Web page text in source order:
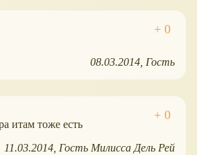
08.03.2014 Гость
итам тоже есть
11.03.2014 Гость Милисса Дель Рей